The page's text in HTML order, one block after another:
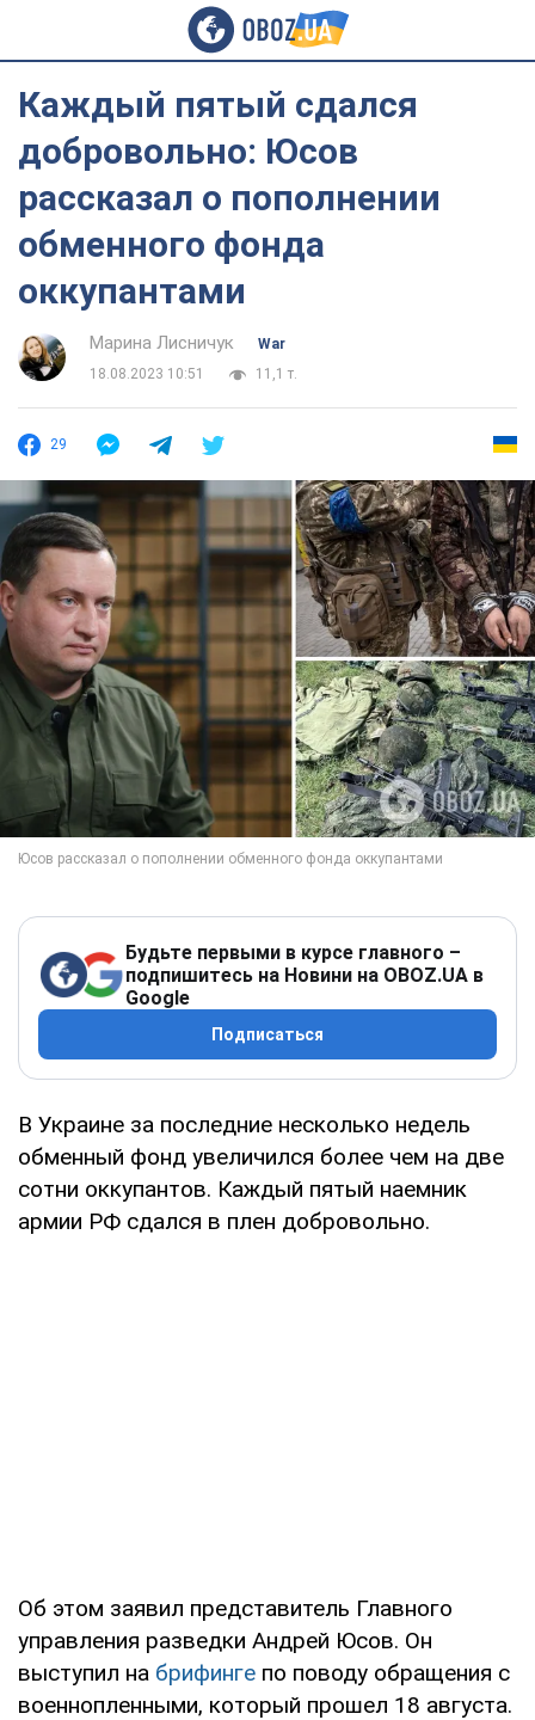
Каждый пятый сдался
добровольно: Юсов
рассказал о пополнении
обменного фонда
оккупантами
Марина Лисничук
War
18.08.2023 10:51
11,1 т.
29
Будьте первыми в курсе главного –
подпишитесь на Новини на OBOZ.UA в
Google
Подписаться
В Украине за последние несколько недель
обменный фонд увеличился более чем на две
сотни оккупантов. Каждый пятый наемник
армии РФ сдался в плен добровольно.
Об этом заявил представитель Главного
управления разведки Андрей Юсов. Он
выступил на брифинге по поводу обращения с
военнопленными, который прошел 18 августа.